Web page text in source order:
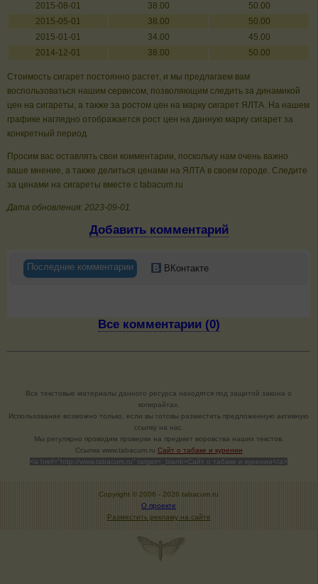
2015-08-01
38.00
50.00
2015-05-01
38.00
50.00
2015-01-01
34.00
45.00
2014-12-01
38.00 50.00
Стоимость сигарет постоянно растет, и мы предлагаем вам
воспользоваться нашим сервисом, позволяющим следить за динамикой
цен на сигареты, а также за ростом цен на марку сигарет ЯЛТА. На нашем
графике наглядно отображается рост цен на данную марку сигарет за
конкретный период.
Просим вас оставлять свои комментарии, поскольку нам очень важно
ваше мнение, а также делиться ценами на ЯЛТА в своем городе. Следите
за ценами на сигареты вместе с tabacum.ru
Дата обновления: 2023-09-01
Добавить комментарий
Последние комментарии ВКонтакте
Все комментарии (0)
Все текстовые материалы данного ресурса находятся под защитой закона о
копирайтах.
Использование возможно только, если вы готовы разместить предложенную активную
ссылку на нас.
Мы регулярно проводим проверки на предмет воровства наших текстов.
Cсылка www.tabacum.ru Сайт о табаке и курении
<a href="http://www.tabacum.ru" target=_blank>Сайт о табаке и курении</a>
Copyright © 2006 - 2026 tabacum.ru
О проекте
Разместить рекламу на сайте